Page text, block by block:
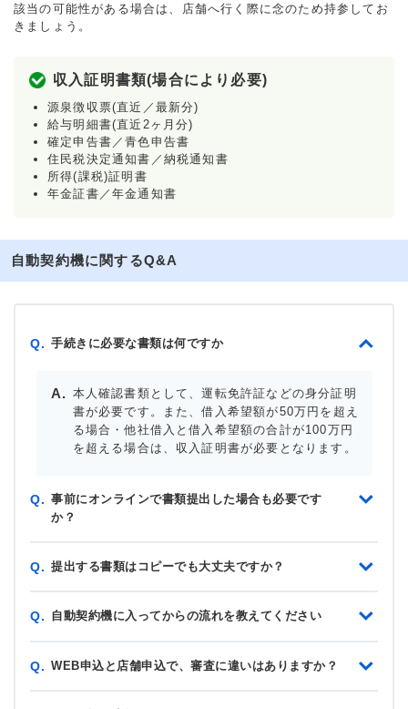
該当の可能性がある場合は、店舗へ行く際に念のため持参してお
きましょう。
収入証明書類(場合により必要)
源泉徴収票(直近／最新分)
給与明細書(直近2ヶ月分)
確定申告書／青色申告書
住民税決定通知書／納税通知書
所得(課税)証明書
年金証書／年金通知書
自動契約機に関するQ&A
Q. 手続きに必要な書類は何ですか
本人確認書類として、運転免許証などの身分証明
書が必要です。また、借入希望額が50万円を超え
る場合・他社借入と借入希望額の合計が100万円
を超える場合は、収入証明書が必要となります。
Q. 事前にオンラインで書類提出した場合も必要です
か？
Q. 提出する書類はコピーでも大丈夫ですか？
Q. 自動契約機に入ってからの流れを教えてください
Q. WEB申込と店舗申込で、審査に違いはありますか？